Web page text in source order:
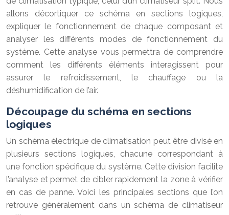
allons décortiquer ce schéma en sections logiques,
expliquer le fonctionnement de chaque composant et
analyser les différents modes de fonctionnement du
système. Cette analyse vous permettra de comprendre
comment les différents éléments interagissent pour
assurer le refroidissement, le chauffage ou la
déshumidification de l’air.
Découpage du schéma en sections
logiques
Un schéma électrique de climatisation peut être divisé en
plusieurs sections logiques, chacune correspondant à
une fonction spécifique du système. Cette division facilite
l’analyse et permet de cibler rapidement la zone à vérifier
en cas de panne. Voici les principales sections que l’on
retrouve généralement dans un schéma de climatiseur